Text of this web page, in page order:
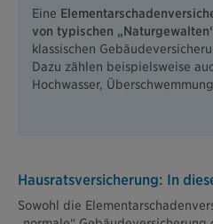
Eine
von typischen
klassischen
Dazu zählen beispielsweise
Hochwasser,
Hausratsversicherung: In
Sowohl die